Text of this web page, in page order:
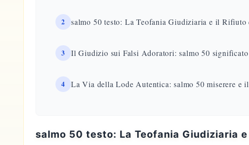
2 salmo 50 testo: La Teofania Giudiziaria e il Rifiuto
3 Il Giudizio sui Falsi Adoratori: salmo 50 significato
4 La Via della Lode Autentica: salmo 50 miserere e
salmo 50 testo: La Teofania Giudiziaria